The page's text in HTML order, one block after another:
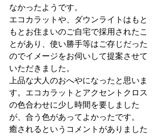
なかったようです。
エコカラットや、ダウンライトはもと
もとお住まいのご自宅で採用されたこ
とがあり、使い勝手等はご存じだった
のでイメージをお伺いして提案させて
いただきました。
上品な大人のおへやになったと思いま
す。エコカラットとアクセントクロス
の色合わせに少し時間を要しました
が、合う色があってよかったです。
癒されるというコメントがありました